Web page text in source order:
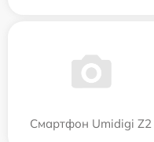
Смартфон Umidigi Z2